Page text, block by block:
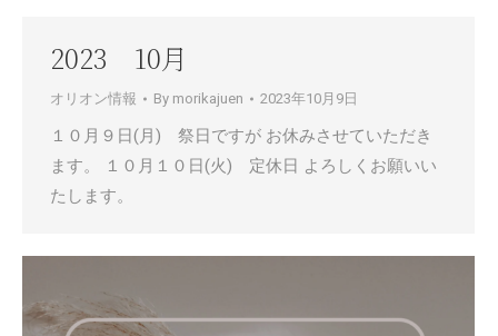
2023 10月
オリオン情報 By morikajuen 2023年10月9日
１０月９日(月) 祭日ですが お休みさせていただき
ます。 １０月１０日(火) 定休日 よろしくお願いい
たします。